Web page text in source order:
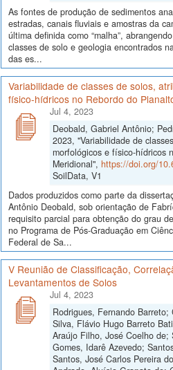
As fontes de produção de sedimentos
estradas, canais fluviais e amostras da
última definida como “malha”,
classes de solo e geologia encontrados
das es...
Variabilidade de classes de solos,
físico-hídricos no Rebordo do
Jul 4, 2023
Deobald, Gabriel Antônio;
2023, "Variabilidade de
morfológicos e físico-hídricos
Meridional", https://doi.org/
SoilData, V1
Dados produzidos como parte da
Antônio Deobald, sob orientação de
requisito parcial para obtenção do grau
no Programa de Pós-Graduação em
Federal de Sa...
V Reunião de Classificação,
Levantamentos de Solos
Jul 4, 2023
Rodrigues, Fernando
Silva, Flávio Hugo Barreto
Araújo Filho, José Coelho de;
Gomes, Idarê Azevedo;
Santos, José Carlos Pereira